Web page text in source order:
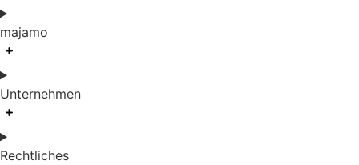
majamo
Unternehmen
Rechtliches